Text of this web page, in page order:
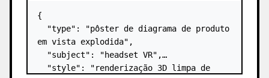
{
  "type": "pôster de diagrama de produto
em vista explodida",
  "subject": "headset VR",
  "style": "renderização 3D limpa de